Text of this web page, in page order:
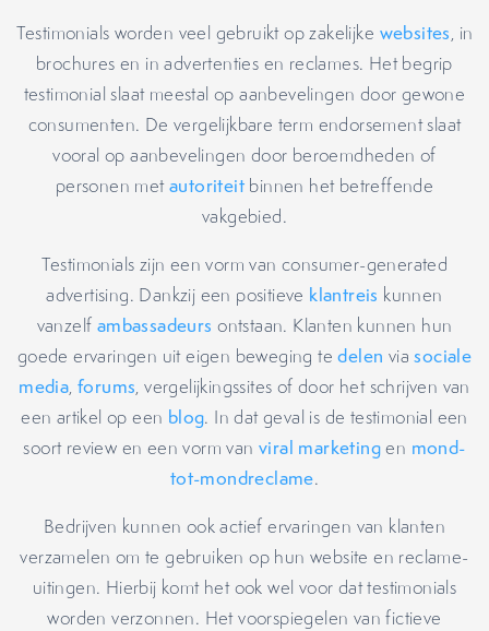
Testimonials worden veel gebruikt op zakelijke websites, in
brochures en in advertenties en reclames. Het begrip
testimonial slaat meestal op aanbevelingen door gewone
consumenten. De vergelijkbare term endorsement slaat
vooral op aanbevelingen door beroemdheden of
personen metautoriteit binnen het betreffende
vakgebied.
Testimonials zijn een vorm van consumer-generated
advertising. Dankzij een positieve klantreis kunnen
vanzelf ambassadeurs ontstaan. Klanten kunnen hun
goede ervaringen uit eigen beweging tedelen viasociale
media, forums, vergelijkingssites of door het schrijven van
een artikel op een blog. In dat geval is de testimonial een
soort review en een vorm van viral marketingen mond-
tot-mondreclame.
Bedrijven kunnen ook actief ervaringen van klanten
verzamelen om te gebruiken op hun website en reclame-
uitingen. Hierbij komt het ook wel voor dat testimonials
worden verzonnen. Het voorspiegelen van fictieve